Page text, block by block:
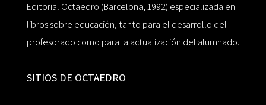
Editorial Octaedro (Barcelona, 1992) especializada en
libros sobre educación, tanto para el desarrollo del
profesorado como para la actualización del alumnado.
SITIOS DE OCTAEDRO